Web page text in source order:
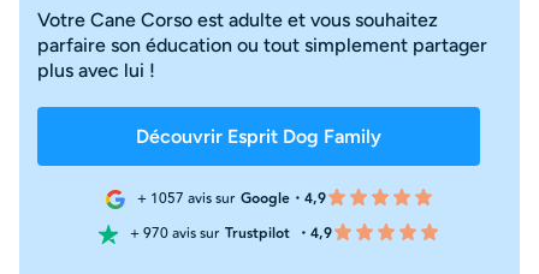
Votre Cane Corso est adulte et vous souhaitez
parfaire son éducation ou tout simplement partager
plus avec lui !
Découvrir Esprit Dog Family
+ 1057 avis sur Google・4,9
+ 970 avis sur Trustpilot ・4,9